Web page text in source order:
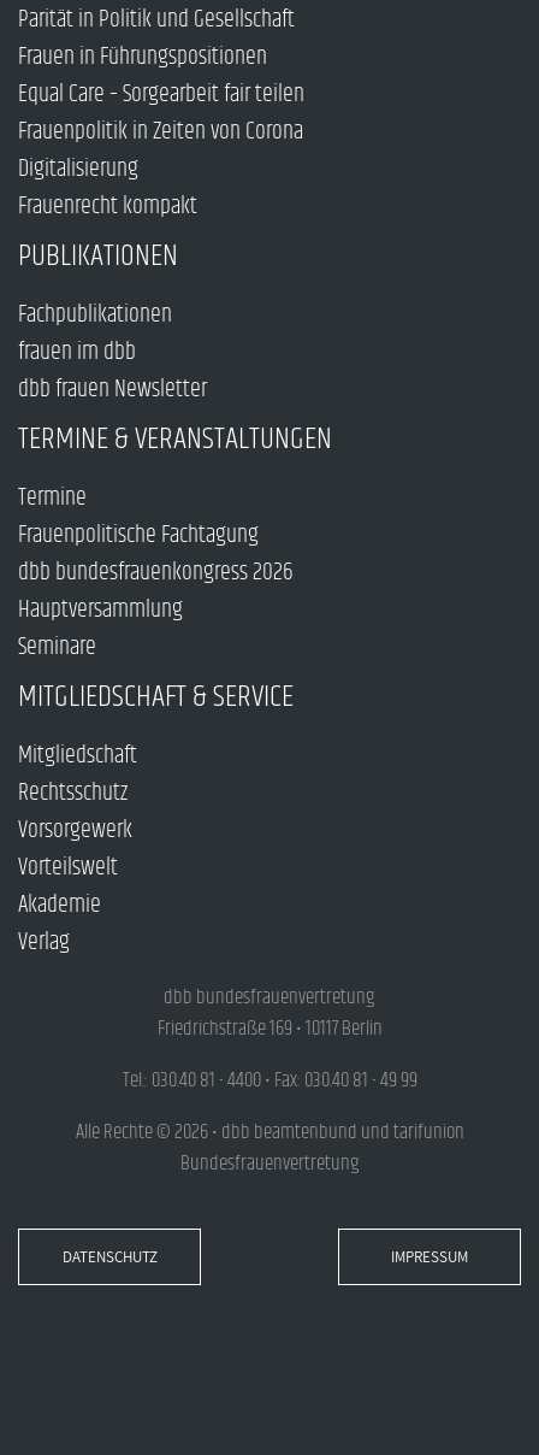
Parität in Politik und Gesellschaft
Frauen in Führungspositionen
Equal Care – Sorgearbeit fair teilen
Frauenpolitik in Zeiten von Corona
Digitalisierung
Frauenrecht kompakt
PUBLIKATIONEN
Fachpublikationen
frauen im dbb
dbb frauen Newsletter
TERMINE & VERANSTALTUNGEN
Termine
Frauenpolitische Fachtagung
dbb bundesfrauenkongress 2026
Hauptversammlung
Seminare
MITGLIEDSCHAFT & SERVICE
Mitgliedschaft
Rechtsschutz
Vorsorgewerk
Vorteilswelt
Akademie
Verlag
dbb bundesfrauenvertretung
Friedrichstraße 169 • 10117 Berlin
Tel.: 030.40 81 - 4400 • Fax: 030.40 81 - 49 99
Alle Rechte © 2026 • dbb beamtenbund und tarifunion
Bundesfrauenvertretung
DATENSCHUTZ IMPRESSUM